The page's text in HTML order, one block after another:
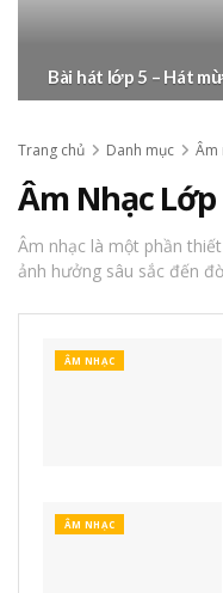
Bài hát lớp 5 – Hát
Trang chủ Danh mục Âm
Âm Nhạc Lớp
Âm nhạc là một phần
ảnh hưởng sâu sắc đến
ÂM NHẠC
ÂM NHẠC